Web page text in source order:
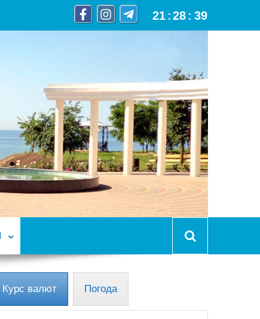
21 :28 : 41
Курс валют Погода